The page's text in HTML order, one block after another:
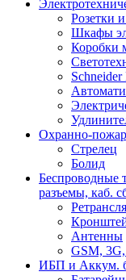
Розетки
Шкафы
Коробки
Охранно-
Стрелец
Болид
Беспроводные
разъемы, каб.
Антенны
GSM,
ИБП и Аккум.